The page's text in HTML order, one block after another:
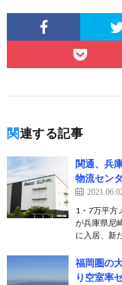
関連する記事
関通、兵
物流セン
1・7万平方
が兵庫県尼
に入居、新
福岡圏の
り空室率